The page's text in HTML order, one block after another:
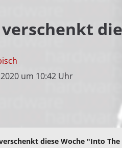
um 10:42 Uhr
diese Woche "Into The